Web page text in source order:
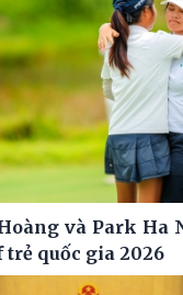
và Park Ha
quốc gia 2026